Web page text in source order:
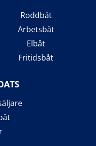
Roddbåt
Arbetsbåt
Elbåt
Fritidsbåt